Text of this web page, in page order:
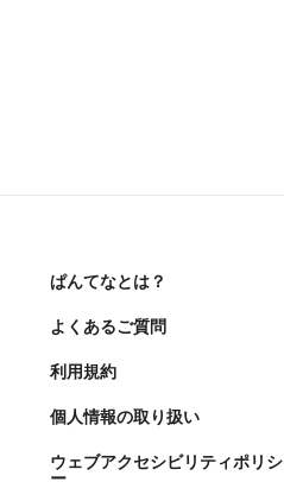
ぱんてなとは？
よくあるご質問
利用規約
個人情報の取り扱い
ウェブアクセシビリティポリシ
ー